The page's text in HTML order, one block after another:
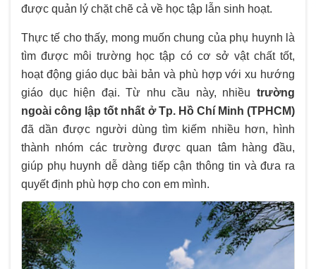
được quản lý chặt chẽ cả về học tập lẫn sinh hoạt.
Thực tế cho thấy, mong muốn chung của phụ huynh là
tìm được môi trường học tập có cơ sở vật chất tốt,
hoạt động giáo dục bài bản và phù hợp với xu hướng
giáo dục hiện đại. Từ nhu cầu này, nhiều trường
ngoài công lập tốt nhất ở Tp. Hồ Chí Minh (TPHCM)
đã dần được người dùng tìm kiếm nhiều hơn, hình
thành nhóm các trường được quan tâm hàng đầu,
giúp phụ huynh dễ dàng tiếp cận thông tin và đưa ra
quyết định phù hợp cho con em mình.